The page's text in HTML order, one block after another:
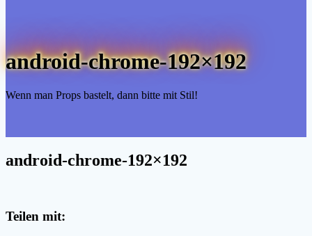
android-chrome-192×192
Wenn man Props bastelt, dann bitte mit Stil!
android-chrome-192×192
Teilen mit: